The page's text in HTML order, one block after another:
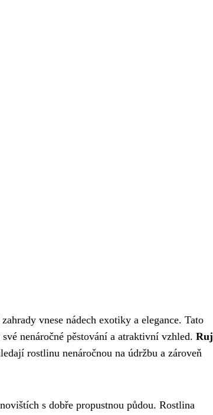
vnese nádech exotiky a elegance. Tato
nenáročné pěstování a atraktivní vzhled. Ruj
rostlinu nenáročnou na údržbu a zároveň
s dobře propustnou půdou. Rostlina